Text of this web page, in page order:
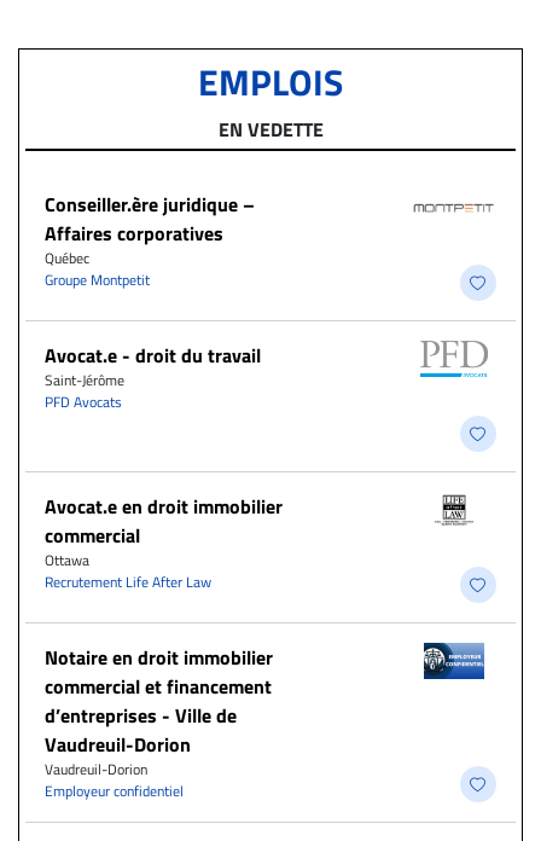
EMPLOIS
EN VEDETTE
Conseiller.ère juridique –
Affaires corporatives
Québec
Groupe Montpetit
Avocat.e - droit du travail
Saint-Jérôme
PFD Avocats
Avocat.e en droit immobilier
commercial
Ottawa
Recrutement Life After Law
Notaire en droit immobilier
commercial et financement
d’entreprises - Ville de
Vaudreuil-Dorion
Vaudreuil-Dorion
Employeur confidentiel